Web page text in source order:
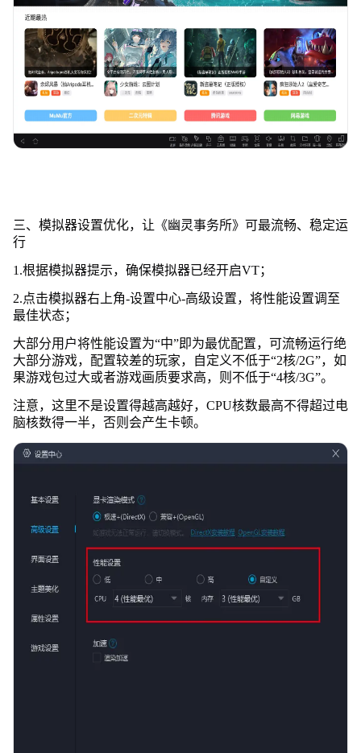
三、模拟器设置优化，让《幽灵事务所》可最流畅、稳定运
行
1.根据模拟器提示，确保模拟器已经开启VT；
2.点击模拟器右上角-设置中心-高级设置，将性能设置调至
最佳状态；
大部分用户将性能设置为“中”即为最优配置，可流畅运行绝
大部分游戏，配置较差的玩家，自定义不低于“2核/2G”，如
果游戏包过大或者游戏画质要求高，则不低于“4核/3G”。
注意，这里不是设置得越高越好，CPU核数最高不得超过电
脑核数得一半，否则会产生卡顿。